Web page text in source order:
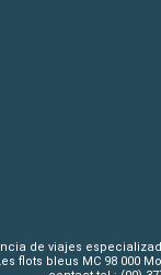
de viajes
flots bleus MC 98 000